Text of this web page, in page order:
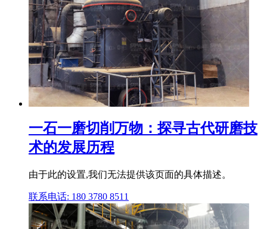
一石一磨切削万物：探寻古代研磨技
术的发展历程
由于此的设置,我们无法提供该页面的具体描述。
联系电话: 180 3780 8511